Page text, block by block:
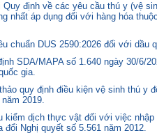
định về các yêu cầu thú y (vệ
nhất áp dụng đối với hàng hóa
chuẩn DUS 2590:2026 đối với dầu
SDA/MAPA số 1.640 ngày 30/
gia.
quy định điều kiện vệ sinh thú
2019.
kiểm dịch thực vật đối với việc
Nghị quyết số 5.561 năm 2012.